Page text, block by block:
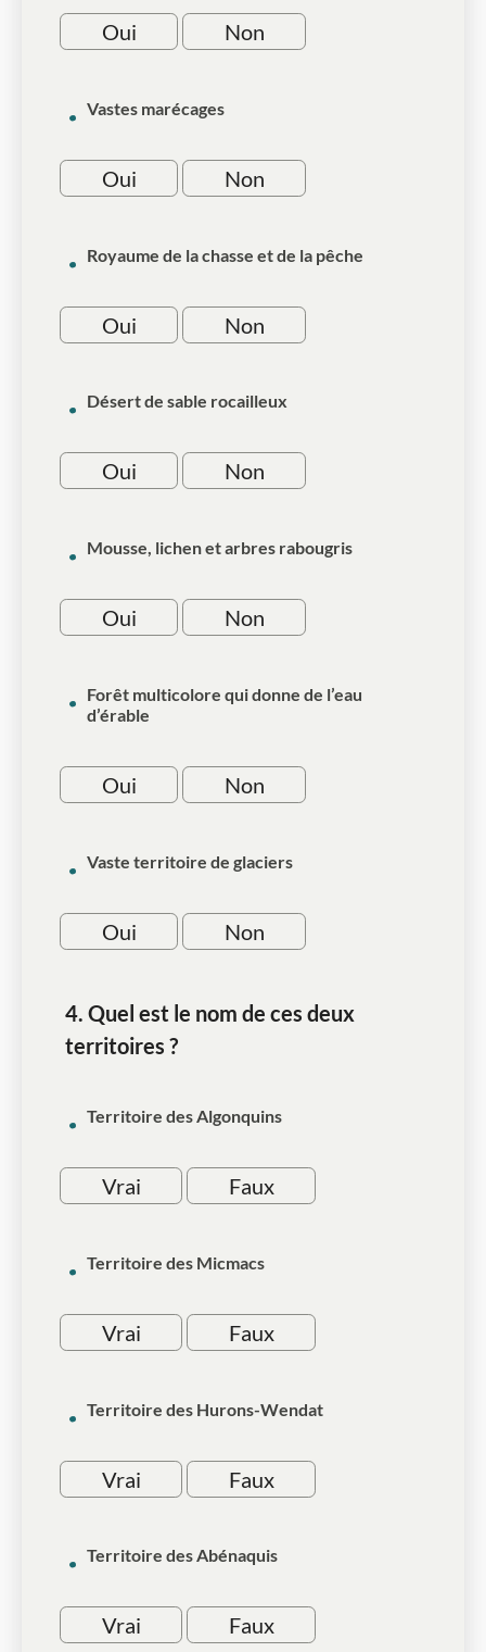
Oui Non
Vastes marécages
Oui Non
Royaume de la chasse et de la pêche
Oui Non
Désert de sable rocailleux
Oui Non
Mousse, lichen et arbres rabougris
Oui Non
Forêt multicolore qui donne de l’eau
d’érable
Oui Non
Vaste territoire de glaciers
Oui Non
4. Quel est le nom de ces deux
territoires ?
Territoire des Algonquins
Vrai Faux
Territoire des Micmacs
Vrai Faux
Territoire des Hurons-Wendat
Vrai Faux
Territoire des Abénaquis
Vrai Faux